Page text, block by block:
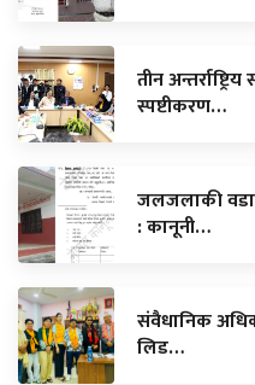
तीन
स्पष्टीकरण…
जलजलाकी वडा
: कानूनी…
संवैधानिक
लिड…